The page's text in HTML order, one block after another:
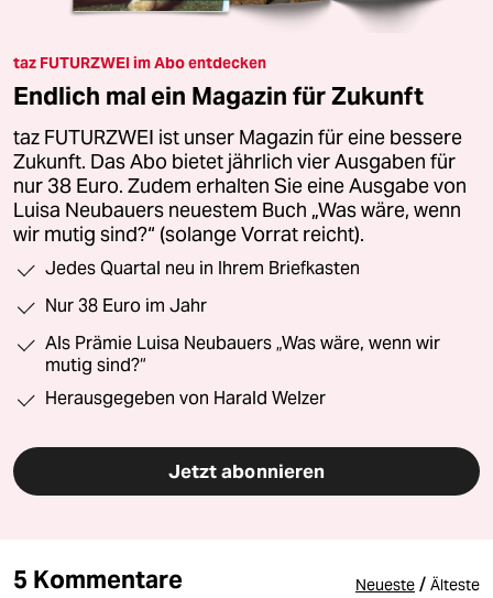
taz FUTURZWEI im Abo entdecken
Endlich mal ein Magazin für Zukunft
taz FUTURZWEI ist unser Magazin für eine bessere
Zukunft. Das Abo bietet jährlich vier Ausgaben für
nur 38 Euro. Zudem erhalten Sie eine Ausgabe von
Luisa Neubauers neuestem Buch „Was wäre, wenn
wir mutig sind?“ (solange Vorrat reicht).
Jedes Quartal neu in Ihrem Briefkasten
Nur 38 Euro im Jahr
Als Prämie Luisa Neubauers „Was wäre, wenn wir
mutig sind?“
Herausgegeben von Harald Welzer
Jetzt abonnieren
5 Kommentare Neueste / Älteste